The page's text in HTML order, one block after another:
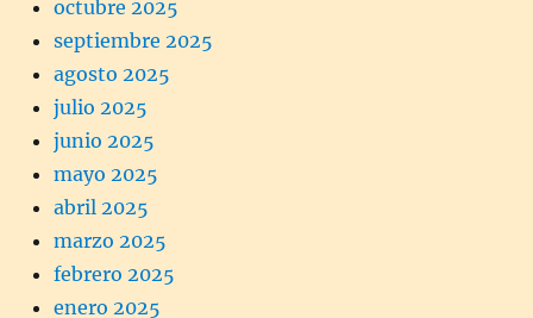
octubre 2025
septiembre 2025
agosto 2025
julio 2025
junio 2025
mayo 2025
abril 2025
marzo 2025
febrero 2025
enero 2025